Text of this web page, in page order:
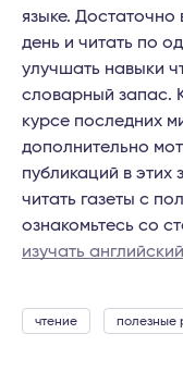
языке. Достаточно
день и читать по
улучшать навыки
словарный запас.
курсе последних
дополнительно
публикаций в этих
читать газеты с
ознакомьтесь со
изучать
чтение полезные